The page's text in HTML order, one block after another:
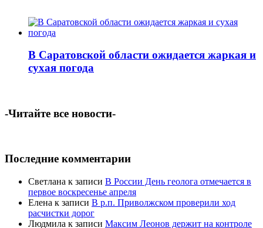
В Саратовской области ожидается жаркая и
сухая погода
-Читайте все новости-
Последние комментарии
Светлана к записи В России День геолога отмечается в
первое воскресенье апреля
Елена к записи В р.п. Приволжском проверили ход
расчистки дорог
Людмила к записи Максим Леонов держит на контроле